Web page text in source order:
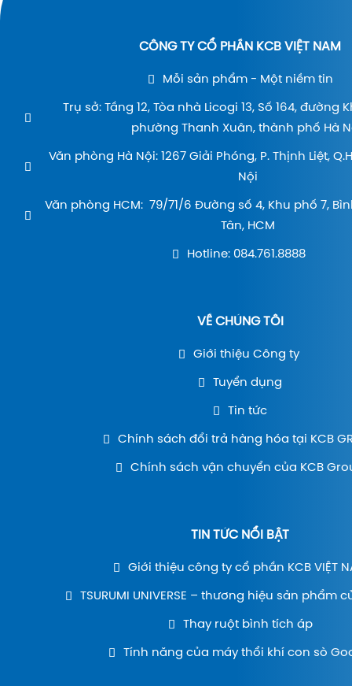
CÔNG TY CỔ PHẦN KCB VIỆT NAM
Mỗi sản phẩm - Một niềm tin
Trụ sở: Tầng 12, Tòa nhà Licogi 13, Số 164, đường
phường Thanh Xuân, thành phố Hà
Văn phòng Hà Nội: 1267 Giải Phóng, P. Thịnh Liệt,
Nội
Văn phòng HCM: 79/71/6 Đường số 4, Khu phố 7,
Tân, HCM
Hotline: 084.761.8888
VỀ CHÚNG TÔI
Giới thiệu Công ty
Tuyển dụng
Tin tức
Chính sách đổi trả hàng hóa tại KCB
Chính sách vận chuyển của KCB
TIN TỨC NỔI BẬT
Giới thiệu công ty cổ phần KCB VIỆT
TSURUMI UNIVERSE – thương hiệu sản phẩm
Thay ruột bình tích áp
Tính năng của máy thổi khí con sò